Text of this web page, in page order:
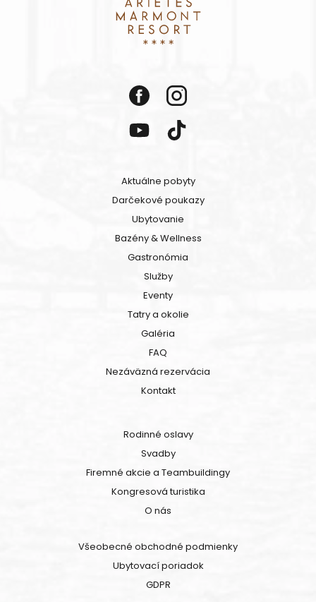
Aktuálne pobyty
Darčekové poukazy
Ubytovanie
Bazény & Wellness
Gastronómia
Služby
Eventy
Tatry a okolie
Galéria
FAQ
Nezáväzná rezervácia
Kontakt
Rodinné oslavy
Svadby
Firemné akcie a Teambuildingy
Kongresová turistika
O nás
Všeobecné obchodné podmienky
Ubytovací poriadok
GDPR